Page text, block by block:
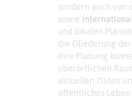
sondern auch von
sowie
und lokalen
die Gliederung
Ihre Planung
überörtlichen
aktuellen Daten
öffentliches